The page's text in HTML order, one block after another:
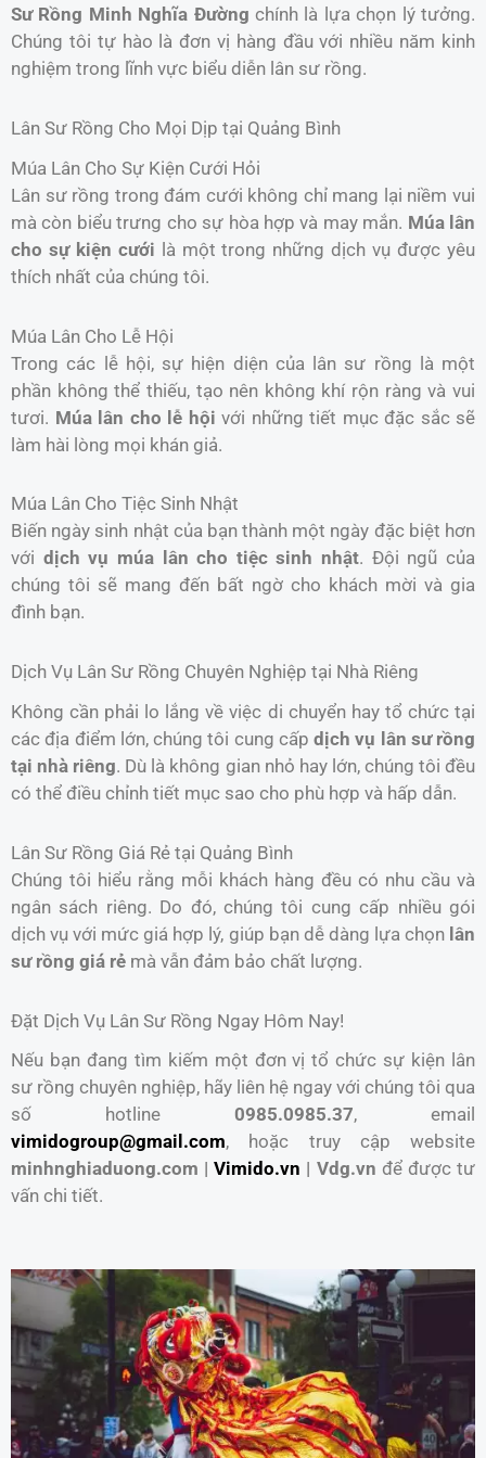
Sư Rồng Minh Nghĩa Đường chính là lựa chọn lý tưởng.
Chúng tôi tự hào là đơn vị hàng đầu với nhiều năm kinh
nghiệm trong lĩnh vực biểu diễn lân sư rồng.
Lân Sư Rồng Cho Mọi Dịp tại Quảng Bình
Múa Lân Cho Sự Kiện Cưới Hỏi
Lân sư rồng trong đám cưới không chỉ mang lại niềm vui
mà còn biểu trưng cho sự hòa hợp và may mắn. Múa lân
cho sự kiện cưới là một trong những dịch vụ được yêu
thích nhất của chúng tôi.
Múa Lân Cho Lễ Hội
Trong các lễ hội, sự hiện diện của lân sư rồng là một
phần không thể thiếu, tạo nên không khí rộn ràng và vui
tươi. Múa lân cho lễ hội với những tiết mục đặc sắc sẽ
làm hài lòng mọi khán giả.
Múa Lân Cho Tiệc Sinh Nhật
Biến ngày sinh nhật của bạn thành một ngày đặc biệt hơn
với dịch vụ múa lân cho tiệc sinh nhật. Đội ngũ của
chúng tôi sẽ mang đến bất ngờ cho khách mời và gia
đình bạn.
Dịch Vụ Lân Sư Rồng Chuyên Nghiệp tại Nhà Riêng
Không cần phải lo lắng về việc di chuyển hay tổ chức tại
các địa điểm lớn, chúng tôi cung cấp dịch vụ lân sư rồng
tại nhà riêng. Dù là không gian nhỏ hay lớn, chúng tôi đều
có thể điều chỉnh tiết mục sao cho phù hợp và hấp dẫn.
Lân Sư Rồng Giá Rẻ tại Quảng Bình
Chúng tôi hiểu rằng mỗi khách hàng đều có nhu cầu và
ngân sách riêng. Do đó, chúng tôi cung cấp nhiều gói
dịch vụ với mức giá hợp lý, giúp bạn dễ dàng lựa chọn lân
sư rồng giá rẻ mà vẫn đảm bảo chất lượng.
Đặt Dịch Vụ Lân Sư Rồng Ngay Hôm Nay!
Nếu bạn đang tìm kiếm một đơn vị tổ chức sự kiện lân
sư rồng chuyên nghiệp, hãy liên hệ ngay với chúng tôi qua
số hotline 0985.0985.37, email
vimidogroup@gmail.com, hoặc truy cập website
minhnghiaduong.com |Vimido.vn | Vdg.vn để được tư
vấn chi tiết.